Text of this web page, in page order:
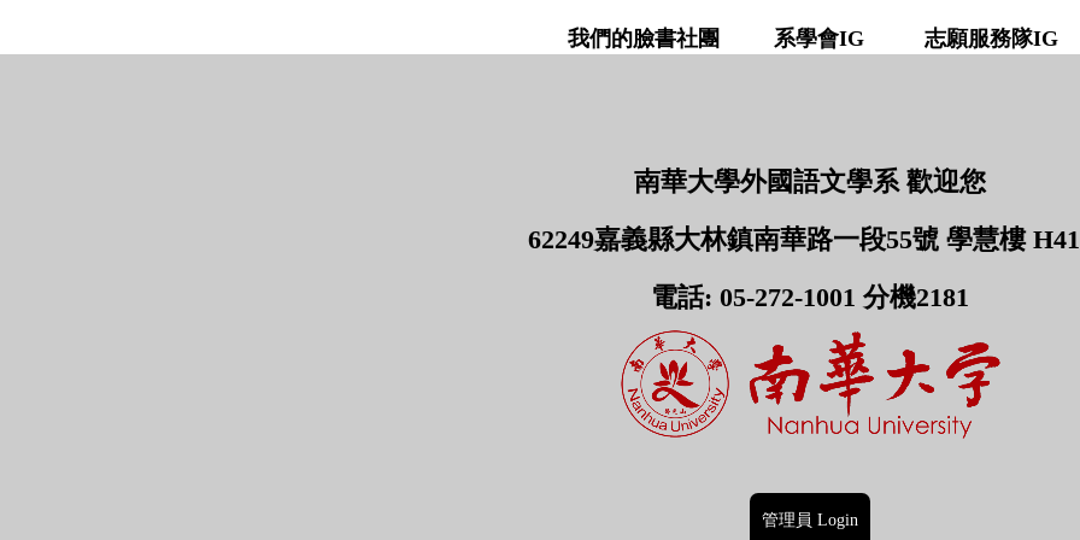
我們的臉書社團 系學會IG 志願服務隊IG
南華大學外國語文學系 歡迎您
62249嘉義縣大林鎮南華路一段55號 學慧樓
電話: 05-272-1001 分機2181
管理員 Login